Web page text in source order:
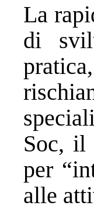
La
di
Soc, il
per
alle